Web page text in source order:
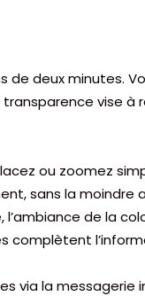
de deux minutes.
vise à
ou zoomez
sans la moindre
de la
complètent
via la messagerie